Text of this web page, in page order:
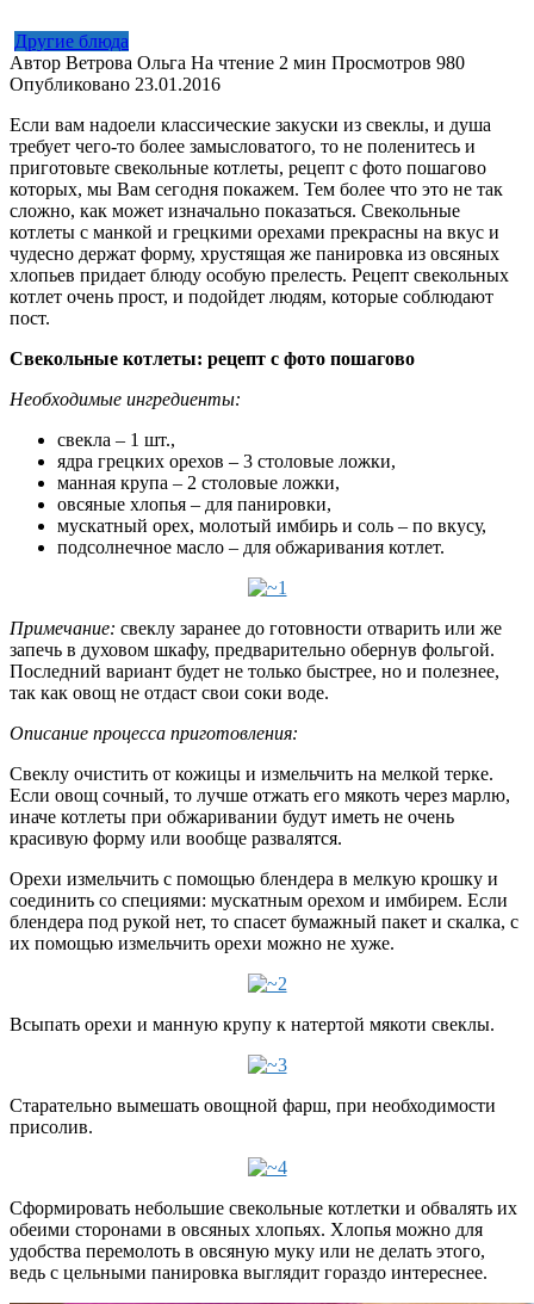
Другие блюда
Автор Ветрова Ольга На чтение 2 мин Просмотров 980
Опубликовано 23.01.2016
Если вам надоели классические закуски из свеклы, и душа
требует чего-то более замысловатого, то не поленитесь и
приготовьте свекольные котлеты, рецепт с фото пошагово
которых, мы Вам сегодня покажем. Тем более что это не так
сложно, как может изначально показаться. Свекольные
котлеты с манкой и грецкими орехами прекрасны на вкус и
чудесно держат форму, хрустящая же панировка из овсяных
хлопьев придает блюду особую прелесть. Рецепт свекольных
котлет очень прост, и подойдет людям, которые соблюдают
пост.
Свекольные котлеты: рецепт с фото пошагово
Необходимые ингредиенты:
свекла – 1 шт.,
ядра грецких орехов – 3 столовые ложки,
манная крупа – 2 столовые ложки,
овсяные хлопья – для панировки,
мускатный орех, молотый имбирь и соль – по вкусу,
подсолнечное масло – для обжаривания котлет.
Примечание: свеклу заранее до готовности отварить или же
запечь в духовом шкафу, предварительно обернув фольгой.
Последний вариант будет не только быстрее, но и полезнее,
так как овощ не отдаст свои соки воде.
Описание процесса приготовления:
Свеклу очистить от кожицы и измельчить на мелкой терке.
Если овощ сочный, то лучше отжать его мякоть через марлю,
иначе котлеты при обжаривании будут иметь не очень
красивую форму или вообще развалятся.
Орехи измельчить с помощью блендера в мелкую крошку и
соединить со специями: мускатным орехом и имбирем. Если
блендера под рукой нет, то спасет бумажный пакет и скалка, с
их помощью измельчить орехи можно не хуже.
Всыпать орехи и манную крупу к натертой мякоти свеклы.
Старательно вымешать овощной фарш, при необходимости
присолив.
Сформировать небольшие свекольные котлетки и обвалять их
обеими сторонами в овсяных хлопьях. Хлопья можно для
удобства перемолоть в овсяную муку или не делать этого,
ведь с цельными панировка выглядит гораздо интереснее.